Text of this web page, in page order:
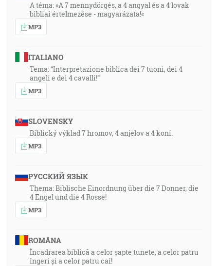
A téma: »A 7 mennydörgés, a 4 angyal és a 4 lovak
bibliai értelmezése - magyarázata!«
MP3
ITALIANO
Tema: “Interpretazione biblica dei 7 tuoni, dei 4
angeli e dei 4 cavalli!”
MP3
SLOVENSKY
Biblický výklad 7 hromov, 4 anjelov a 4 koní.
MP3
РУССКИЙ ЯЗЫК
Thema: Biblische Einordnung über die 7 Donner, die
4 Engel und die 4 Rosse!
MP3
ROMÂNA
Încadrarea biblică a celor șapte tunete, a celor patru
îngeri și a celor patru cai!